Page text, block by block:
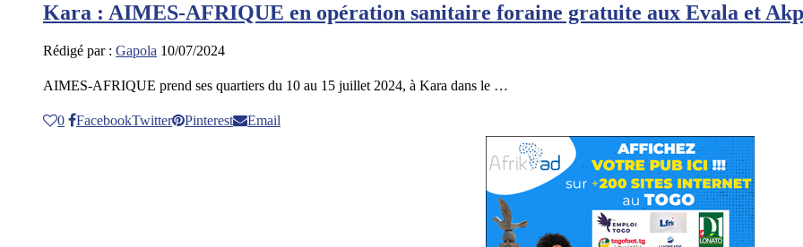
Kara : AIMES-AFRIQUE en opération sanitaire foraine gratuite aux Evala et
Rédigé par : Gapola 10/07/2024
AIMES-AFRIQUE prend ses quartiers du 10 au 15 juillet 2024, à Kara dans le …
0 FacebookTwitter Pinterest Email